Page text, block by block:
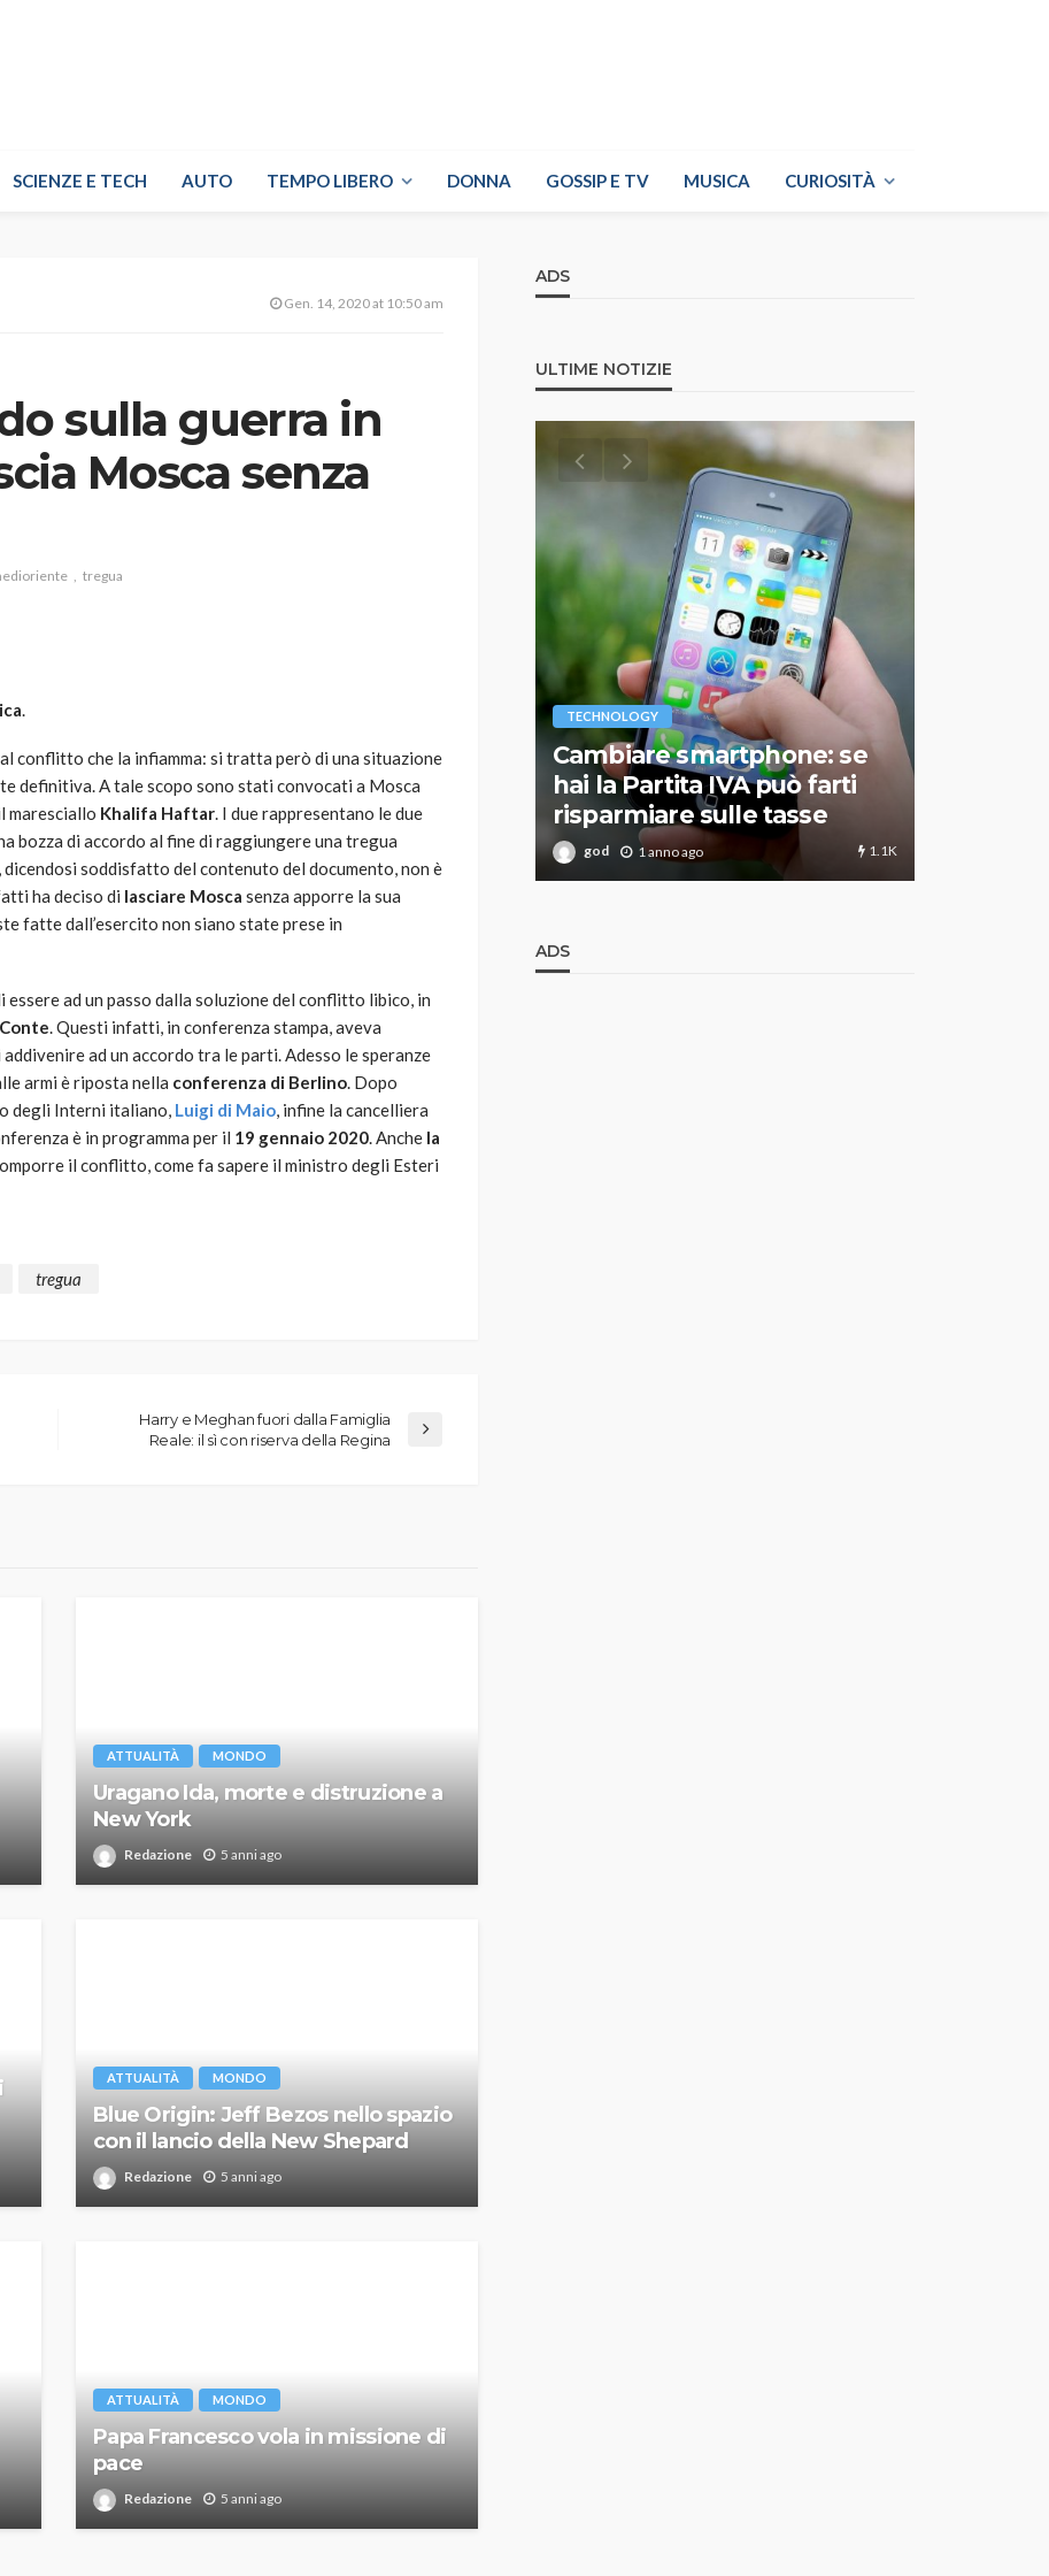
SCIENZE E TECH AUTO TEMPO LIBERO DONNA GOSSIP E TV MUSICA CURIOSITÀ
Gen. 14, 2020 at 10:50 am
sulla guerra in
Mosca senza
tregua
.
al conflitto che la infiamma: si tratta però di una situazione
definitiva. A tale scopo sono stati convocati a Mosca
maresciallo Khalifa Haftar. I due rappresentano le due
bozza di accordo al fine di raggiungere una tregua
soddisfatto del contenuto del documento, non è
ha deciso di lasciare Mosca senza apporre la sua
fatte dall’esercito non siano state prese in
essere ad un passo dalla soluzione del conflitto libico, in
. Questi infatti, in conferenza stampa, aveva
ad un accordo tra le parti. Adesso le speranze
armi è riposta nella conferenza di Berlino. Dopo
degli Interni italiano, Luigi di Maio, infine la cancelliera
è in programma per il 19 gennaio 2020. Anche la
il conflitto, come fa sapere il ministro degli Esteri
tregua
Harry e Meghan fuori dalla Famiglia
Reale: il sì con riserva della Regina
ATTUALITÀ MONDO
Uragano Ida, morte e distruzione a
New York
Redazione 5 anni ago
ATTUALITÀ MONDO
Blue Origin: Jeff Bezos nello spazio
con il lancio della New Shepard
Redazione 5 anni ago
ATTUALITÀ MONDO
Papa Francesco vola in missione di
pace
Redazione 5 anni ago
ADS
ULTIME NOTIZIE
quale
prato
786
passione per
l’automobilismo
abbracciano la stessa causa
god 9 mesi ago
TECHNOLOGY
Cambiare smartphone: se
hai la Partita IVA può farti
risparmiare sulle tasse
god 1 anno ago 1.1K
ADS